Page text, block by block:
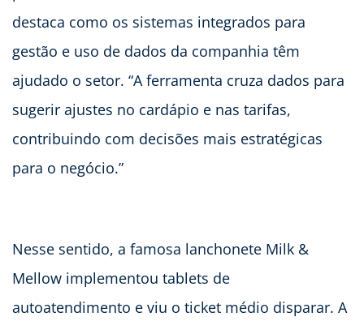
destaca como os sistemas integrados para
gestão e uso de dados da companhia têm
ajudado o setor. “A ferramenta cruza dados para
sugerir ajustes no cardápio e nas tarifas,
contribuindo com decisões mais estratégicas
para o negócio.”
Nesse sentido, a famosa lanchonete Milk &
Mellow implementou tablets de
autoatendimento e viu o ticket médio disparar. A